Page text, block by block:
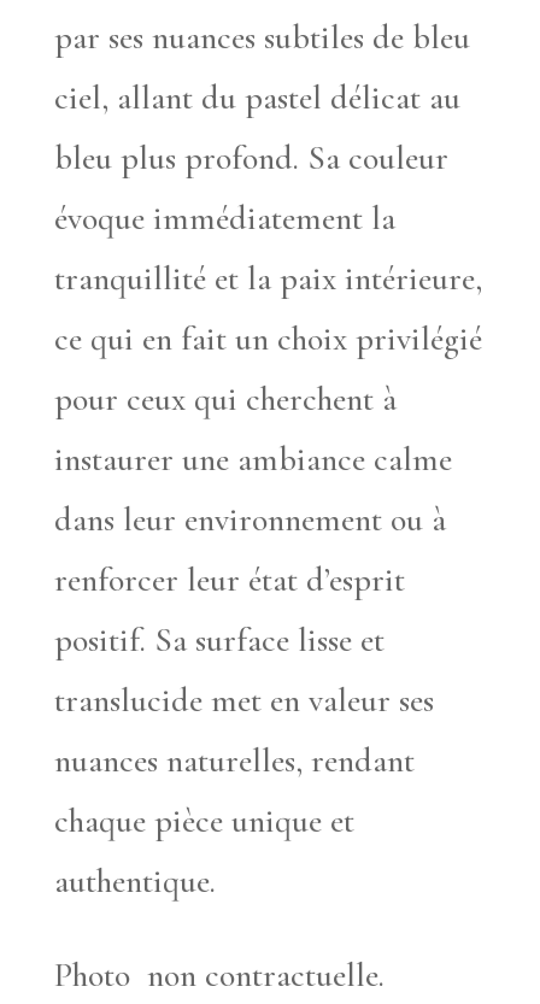
par ses nuances subtiles de bleu
ciel, allant du pastel délicat au
bleu plus profond. Sa couleur
évoque immédiatement la
tranquillité et la paix intérieure,
ce qui en fait un choix privilégié
pour ceux qui cherchent à
instaurer une ambiance calme
dans leur environnement ou à
renforcer leur état d’esprit
positif. Sa surface lisse et
translucide met en valeur ses
nuances naturelles, rendant
chaque pièce unique et
authentique.
Photo non contractuelle.